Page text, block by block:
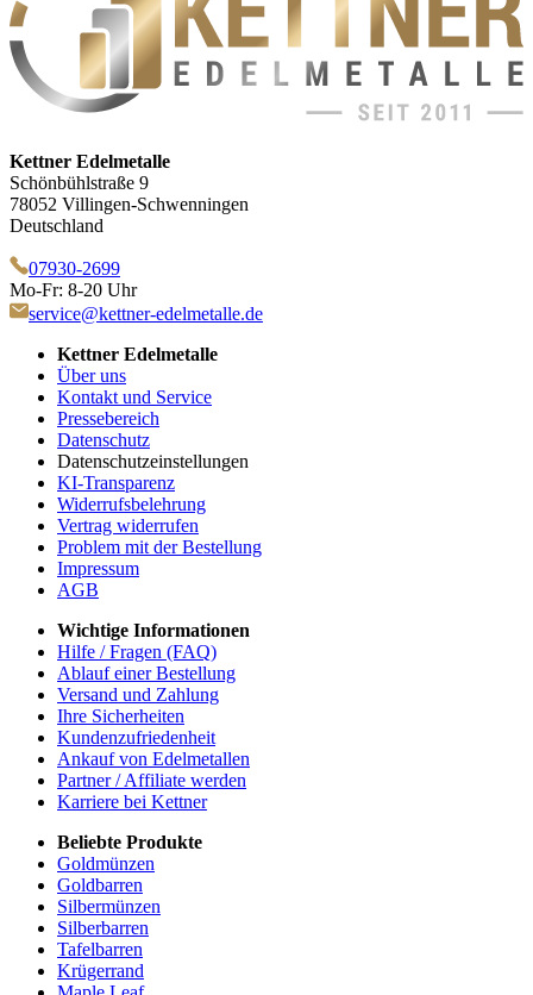
Kettner Edelmetalle
Schönbühlstraße 9
78052 Villingen-Schwenningen
Deutschland
07930-2699
Mo-Fr: 8-20 Uhr
service@kettner-edelmetalle.de
Kettner Edelmetalle
Über uns
Kontakt und Service
Pressebereich
Datenschutz
Datenschutzeinstellungen
KI-Transparenz
Widerrufsbelehrung
Vertrag widerrufen
Problem mit der Bestellung
Impressum
AGB
Wichtige Informationen
Hilfe / Fragen (FAQ)
Ablauf einer Bestellung
Versand und Zahlung
Ihre Sicherheiten
Kundenzufriedenheit
Ankauf von Edelmetallen
Partner / Affiliate werden
Karriere bei Kettner
Beliebte Produkte
Goldmünzen
Goldbarren
Silbermünzen
Silberbarren
Tafelbarren
Krügerrand